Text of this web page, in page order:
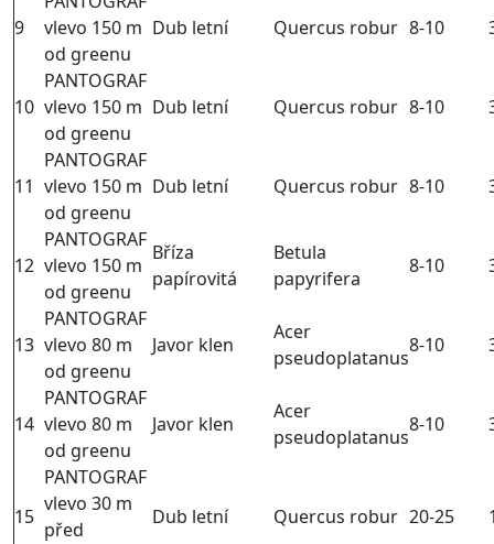
9
vlevo 150 m
od greenu
Dub letní Quercus robur 8-10
10
PANTOGRAF
vlevo 150 m
od greenu
Dub letní Quercus robur 8-10
11
PANTOGRAF
vlevo 150 m
od greenu
Dub letní Quercus robur 8-10
12
PANTOGRAF
vlevo 150 m
od greenu
Bříza
papírovitá
Betula
papyrifera
8-10
13
PANTOGRAF
vlevo 80 m
od greenu
Javor klen
Acer
pseudoplatanus
8-10
14
PANTOGRAF
vlevo 80 m
od greenu
Javor klen
Acer
pseudoplatanus
8-10
15
PANTOGRAF
vlevo 30 m
před
Dub letní Quercus robur 20-25